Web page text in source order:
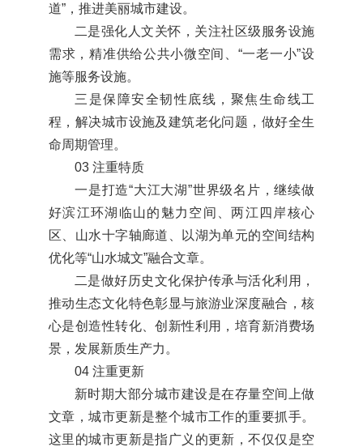
道”，推进美丽城市建设。
二是强化人文关怀，关注社区级服务设施
需求，精准供给公共小微空间、“一老一小”设
施等服务设施。
三是保障安全韧性底线，聚焦生命线工
程，解决城市设施及建筑老化问题，做好全生
命周期管理。
03 注重特质
一是打造“大江大湖”世界级名片，继续做
好滨江环湖临山的魅力空间、两江四岸核心
区、山水十字轴廊道、以湖为单元的空间结构
优化等“山水城文”融合文章。
二是做好历史文化保护传承与活化利用，
推动生态文化特色彰显与旅游业深度融合，核
心是创造性转化、创新性利用，培育新消费场
景，发展新质生产力。
04 注重更新
新时期大部分城市建设是在存量空间上做
文章，城市更新是整个城市工作的重要抓手。
这里的城市更新是指广义的更新，不仅仅是空